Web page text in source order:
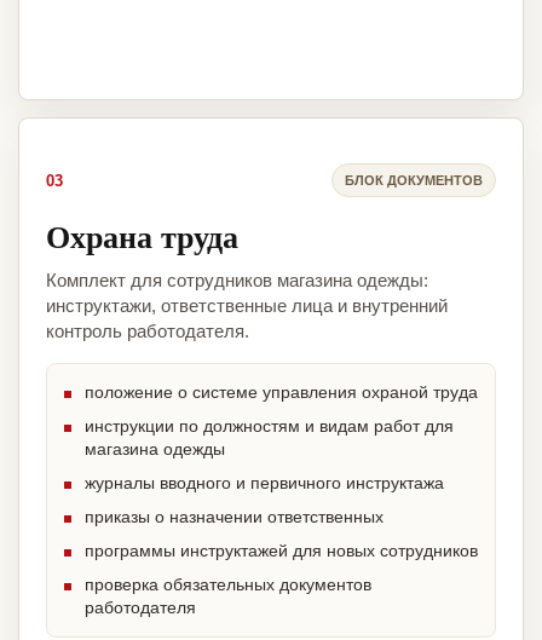
03 БЛОК ДОКУМЕНТОВ
Охрана труда
Комплект для сотрудников магазина одежды:
инструктажи, ответственные лица и внутренний
контроль работодателя.
положение о системе управления охраной труда
инструкции по должностям и видам работ для
магазина одежды
журналы вводного и первичного инструктажа
приказы о назначении ответственных
программы инструктажей для новых сотрудников
проверка обязательных документов
работодателя